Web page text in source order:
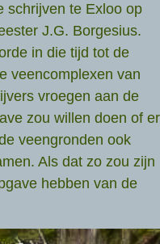
schrijven te Exloo op
J.G. Borgesius.
in die tijd tot de
veencomplexen van
vroegen aan de
zou willen doen of er
veengronden ook
Als dat zo zou zijn
hebben van de